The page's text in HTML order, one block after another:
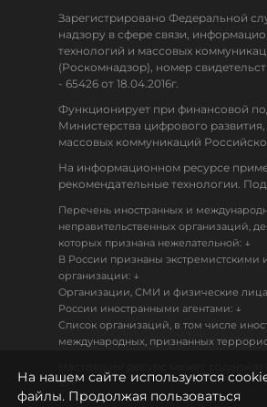
Зарегистрировано Федеральной
надзору в сфере связи,
технологий и массовых
(Роскомнадзор), номер
- 65426 от 18.04.2016г.
Функционирует при финансовой
Министерства цифрового развития,
массовых коммуникаций
На информационном ресурсе
рекомендательные технологии.
Перечень иностранных и
неправительственных организаций,
которых признана нежелательной: ↓
В России признаны экстремистскими
организации: ↓
Организации, СМИ и физические
России иностранными агентами: ↓
Список организаций, в том числе
международных, признанных
18+
На нашем сайте используются
файлы. Продолжая пользоваться